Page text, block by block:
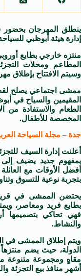
ينطلق المهرجان
إدارة هيئة أبوظبي
منتزه خارجي بطابع
المطاعم ومحلات
وسيتم الافتتاح بإطلاق
ممشى اجتماعي يصلح
المقيمين والسياح في
الطعام والاستفادة من
المخصصة للأطفال.
جدة – مجلة السياحة
أعلنت إدارة السيف
بمفهوم جديد يضيف
أفضل الأوقات مع
بتجربة نوعية للتسوق
يحتضن الممشى في
بطابع فريد ومعاصر،
فهي تحاكي بتصميمها
والنشاط.
ويتم إطلاق الممشى في
الدولة، حيث يضم
مقاهٍ ومجموعة متنوعة
أشهر منافذ بيع التجزئة